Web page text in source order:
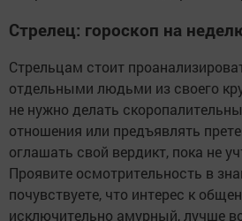
Стрелец: гороскоп на
Стрельцам стоит
отдельными людьми из своего
не нужно делать
отношения или предъявлять
оглашать свой вердикт, пока не
Проявите осмотрительность в
почувствуете, что интерес к
исключительно амурный, лучше